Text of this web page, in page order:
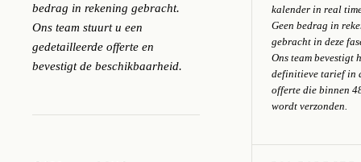
bedrag in rekening gebracht.
Ons team stuurt u een
gedetailleerde offerte en
bevestigt de beschikbaarheid.
kalender in real
Geen bedrag in
gebracht in deze
Ons team bevestigt
definitieve tarief in
offerte die binnen
wordt verzonden.